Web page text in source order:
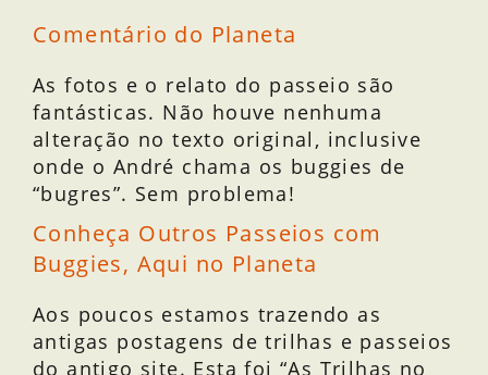
Comentário do Planeta
As fotos e o relato do passeio são
fantásticas. Não houve nenhuma
alteração no texto original, inclusive
onde o André chama os buggies de
“bugres”. Sem problema!
Conheça Outros Passeios com
Buggies, Aqui no Planeta
Aos poucos estamos trazendo as
antigas postagens de trilhas e passeios
do antigo site. Esta foi “As Trilhas no